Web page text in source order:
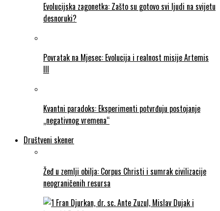
Evolucijska zagonetka: Zašto su gotovo svi ljudi na svijetu
desnoruki?
Povratak na Mjesec: Evolucija i realnost misije Artemis
III
Kvantni paradoks: Eksperimenti potvrđuju postojanje
„negativnog vremena“
Društveni skener
Žeđ u zemlji obilja: Corpus Christi i sumrak civilizacije
neograničenih resursa